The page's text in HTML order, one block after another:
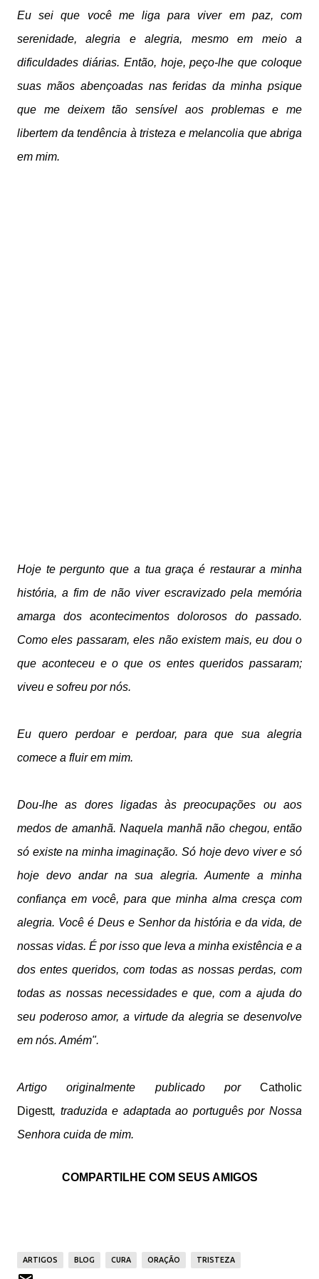
Eu sei que você me liga para viver em paz, com
serenidade, alegria e alegria, mesmo em meio a
dificuldades diárias. Então, hoje, peço-lhe que coloque
suas mãos abençoadas nas feridas da minha psique
que me deixem tão sensível aos problemas e me
libertem da tendência à tristeza e melancolia que abriga
em mim.
Hoje te pergunto que a tua graça é restaurar a minha
história, a fim de não viver escravizado pela memória
amarga dos acontecimentos dolorosos do passado.
Como eles passaram, eles não existem mais, eu dou o
que aconteceu e o que os entes queridos passaram;
viveu e sofreu por nós.
Eu quero perdoar e perdoar, para que sua alegria
comece a fluir em mim.
Dou-lhe as dores ligadas às preocupações ou aos
medos de amanhã. Naquela manhã não chegou, então
só existe na minha imaginação. Só hoje devo viver e só
hoje devo andar na sua alegria. Aumente a minha
confiança em você, para que minha alma cresça com
alegria. Você é Deus e Senhor da história e da vida, de
nossas vidas. É por isso que leva a minha existência e a
dos entes queridos, com todas as nossas perdas, com
todas as nossas necessidades e que, com a ajuda do
seu poderoso amor, a virtude da alegria se desenvolve
em nós. Amém".
Artigo originalmente publicado por Catholic
Digestt, traduzida e adaptada ao português por Nossa
Senhora cuida de mim.
COMPARTILHE COM SEUS AMIGOS
ARTIGOS BLOG CURA ORAÇÃO TRISTEZA